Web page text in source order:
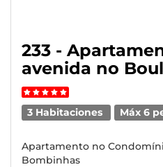
233 -
avenida no
3 Habitaciones Máx 6
Apartamento no
Bombinhas